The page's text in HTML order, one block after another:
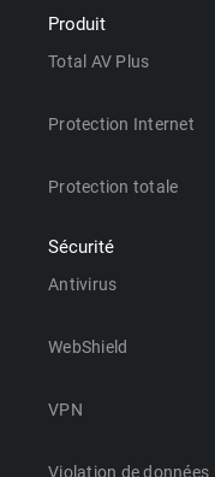
Produit
Total AV Plus
Protection Internet
Protection totale
Sécurité
Antivirus
WebShield
VPN
Violation de données